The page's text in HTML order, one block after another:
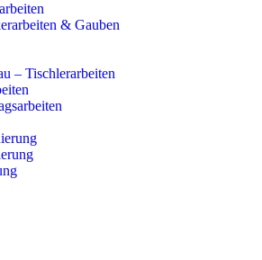
& Gauben
– Tischlerarbeiten